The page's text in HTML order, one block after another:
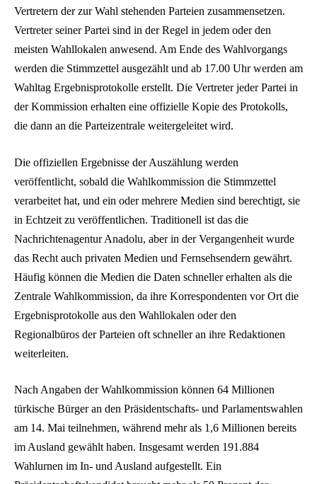
Vertretern der zur Wahl stehenden Parteien zusammensetzen.
Vertreter seiner Partei sind in der Regel in jedem oder den
meisten Wahllokalen anwesend. Am Ende des Wahlvorgangs
werden die Stimmzettel ausgezählt und ab 17.00 Uhr werden am
Wahltag Ergebnisprotokolle erstellt. Die Vertreter jeder Partei in
der Kommission erhalten eine offizielle Kopie des Protokolls,
die dann an die Parteizentrale weitergeleitet wird.
Die offiziellen Ergebnisse der Auszählung werden
veröffentlicht, sobald die Wahlkommission die Stimmzettel
verarbeitet hat, und ein oder mehrere Medien sind berechtigt, sie
in Echtzeit zu veröffentlichen. Traditionell ist das die
Nachrichtenagentur Anadolu, aber in der Vergangenheit wurde
das Recht auch privaten Medien und Fernsehsendern gewährt.
Häufig können die Medien die Daten schneller erhalten als die
Zentrale Wahlkommission, da ihre Korrespondenten vor Ort die
Ergebnisprotokolle aus den Wahllokalen oder den
Regionalbüros der Parteien oft schneller an ihre Redaktionen
weiterleiten.
Nach Angaben der Wahlkommission können 64 Millionen
türkische Bürger an den Präsidentschafts- und Parlamentswahlen
am 14. Mai teilnehmen, während mehr als 1,6 Millionen bereits
im Ausland gewählt haben. Insgesamt werden 191.884
Wahlurnen im In- und Ausland aufgestellt. Ein